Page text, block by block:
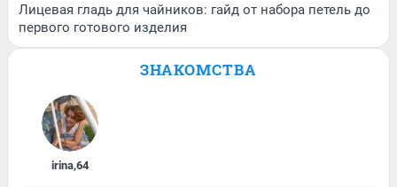
Лицевая гладь для чайников: гайд от набора петель до
первого готового изделия
ЗНАКОМСТВА
irina,64